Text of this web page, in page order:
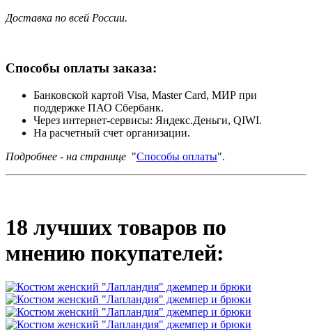
Доставка по всей России.
Способы оплаты заказа:
Банковской картой Visa, Master Card, МИР при
поддержке ПАО Сбербанк.
Через интернет-сервисы: Яндекс.Деньги, QIWI.
На расчетный счет организации.
Подробнее - на странице "Способы оплаты".
18 лучших товаров по
мнению покупателей: